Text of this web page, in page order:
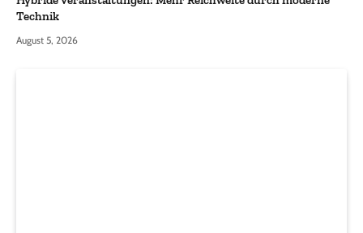
Technik
August 5, 2026